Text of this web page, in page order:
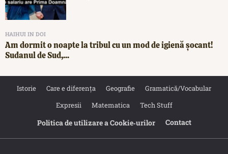
HAIHUI IN DOI
Am dormit o noapte la tribul cu un mod de igienă șocant!
Sudanul de Sud,...
Istorie Care e diferența Geografie
Gramatică/Vocabular
Expresii
Matematica Tech Stuff
Politica de utilizare a Cookie‐urilor Contact